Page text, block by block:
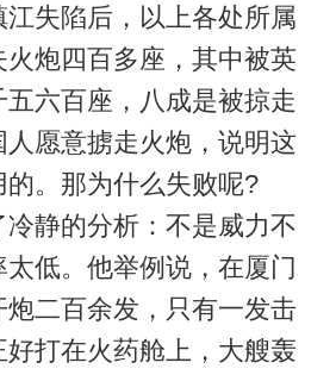
失陷后，以上各处所属
炮四百多座，其中被英
五六百座，八成是被掠走
人愿意掳走火炮，说明这
。那为什么失败呢?
静的分析：不是威力不
太低。他举例说，在厦门
二百余发，只有一发击
打在火药舱上，大艘轰